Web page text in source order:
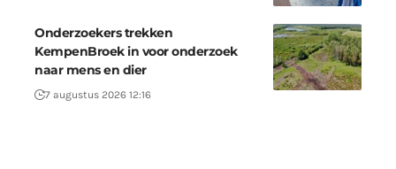
Onderzoekers trekken
KempenBroek in voor onderzoek
naar mens en dier
7 augustus 2026 12:16